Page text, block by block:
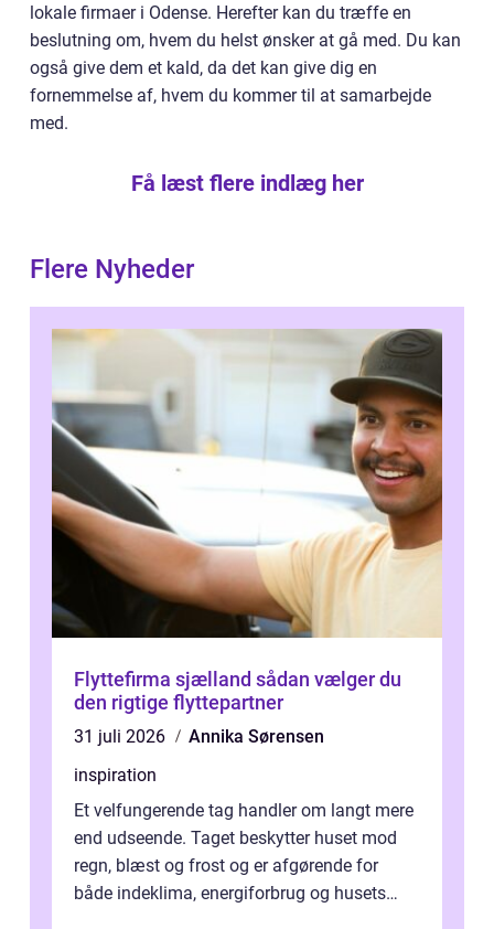
lokale firmaer i Odense. Herefter kan du træffe en
beslutning om, hvem du helst ønsker at gå med. Du kan
også give dem et kald, da det kan give dig en
fornemmelse af, hvem du kommer til at samarbejde
med.
Få læst flere indlæg her
Flere Nyheder
Flyttefirma sjælland sådan vælger du
den rigtige flyttepartner
31 juli 2026
Annika Sørensen
inspiration
Et velfungerende tag handler om langt mere
end udseende. Taget beskytter huset mod
regn, blæst og frost og er afgørende for
både indeklima, energiforbrug og husets